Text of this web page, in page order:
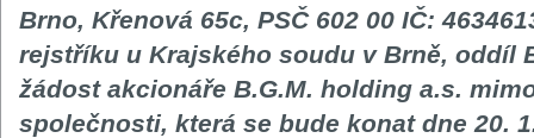
Brno, Křenová 65c, PSČ 602 00 IČ:
rejstříku u Krajského soudu v Brně, oddíl
žádost akcionáře B.G.M. holding a.s.
společnosti, která se bude konat dne 20.